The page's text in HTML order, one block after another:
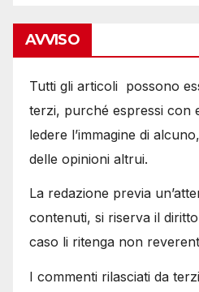
AVVISO
Tutti gli articoli possono
terzi, purché espressi con
ledere l’immagine di
delle opinioni altrui.
La redazione previa
contenuti, si riserva il
caso li ritenga non
I commenti rilasciati da